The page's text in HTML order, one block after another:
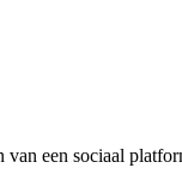
een sociaal